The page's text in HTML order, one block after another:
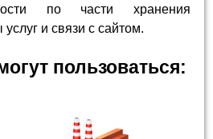
по части хранения
и связи с сайтом.
пользоваться: